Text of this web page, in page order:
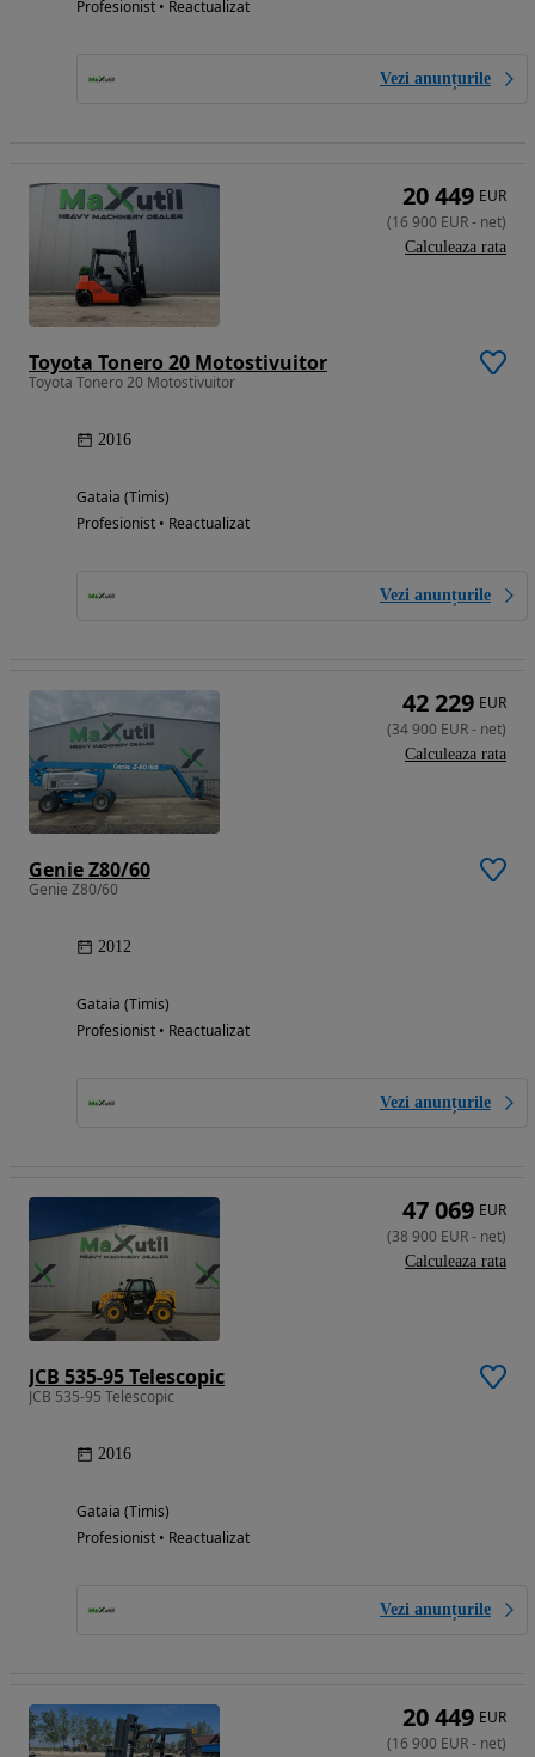
Profesionist • Reactualizat
Vezi anunțurile
Toyota Tonero 20 Motostivuitor
Toyota Tonero 20 Motostivuitor
2016
Gataia (Timis)
Profesionist • Reactualizat
Vezi anunțurile
20 449 EUR
(16 900 EUR- net)
Calculeaza rata
Genie Z80/60
Genie Z80/60
2012
Gataia (Timis)
Profesionist • Reactualizat
Vezi anunțurile
42 229 EUR
(34 900 EUR- net)
Calculeaza rata
JCB 535-95 Telescopic
JCB 535-95 Telescopic
2016
Gataia (Timis)
Profesionist • Reactualizat
Vezi anunțurile
47 069 EUR
(38 900 EUR- net)
Calculeaza rata
20 449 EUR
(16 900 EUR- net)